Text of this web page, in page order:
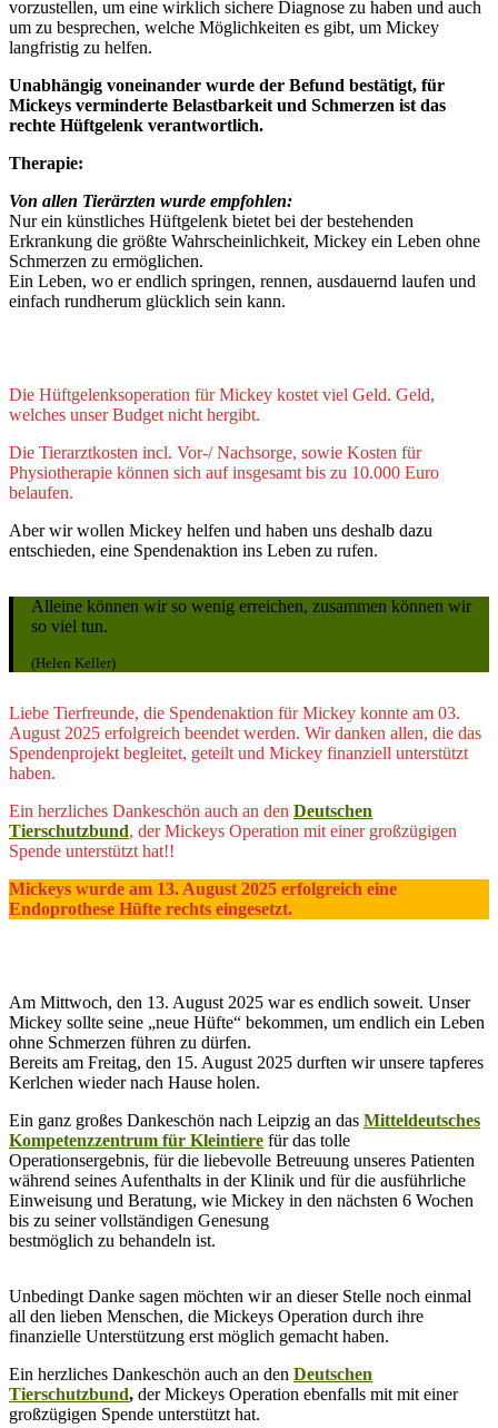
vorzustellen, um eine wirklich sichere Diagnose zu haben und auch
um zu besprechen, welche Möglichkeiten es gibt, um Mickey
langfristig zu helfen.
Unabhängig voneinander wurde der Befund bestätigt, für
Mickeys verminderte Belastbarkeit und Schmerzen ist das
rechte Hüftgelenk verantwortlich.
Therapie:
Von allen Tierärzten wurde empfohlen:
Nur ein künstliches Hüftgelenk bietet bei der bestehenden
Erkrankung die größte Wahrscheinlichkeit, Mickey ein Leben ohne
Schmerzen zu ermöglichen.
Ein Leben, wo er endlich springen, rennen, ausdauernd laufen und
einfach rundherum glücklich sein kann.
Die Hüftgelenksoperation für Mickey kostet viel Geld. Geld,
welches unser Budget nicht hergibt.
Die Tierarztkosten incl. Vor-/ Nachsorge, sowie Kosten für
Physiotherapie können sich auf insgesamt bis zu 10.000 Euro
belaufen.
Aber wir wollen Mickey helfen und haben uns deshalb dazu
entschieden, eine Spendenaktion ins Leben zu rufen.
Alleine können wir so wenig erreichen, zusammen können wir
so viel tun.
(Helen Keller)
Liebe Tierfreunde, die Spendenaktion für Mickey konnte am 03.
August 2025 erfolgreich beendet werden. Wir danken allen, die das
Spendenprojekt begleitet, geteilt und Mickey finanziell unterstützt
haben.
Ein herzliches Dankeschön auch an den Deutschen
Tierschutzbund, der Mickeys Operation mit einer großzügigen
Spende unterstützt hat!!
Mickeys wurde am 13. August 2025 erfolgreich eine
Endoprothese Hüfte rechts eingesetzt.
Am Mittwoch, den 13. August 2025 war es endlich soweit. Unser
Mickey sollte seine „neue Hüfte“ bekommen, um endlich ein Leben
ohne Schmerzen führen zu dürfen.
Bereits am Freitag, den 15. August 2025 durften wir unsere tapferes
Kerlchen wieder nach Hause holen.
Ein ganz großes Dankeschön nach Leipzig an das Mitteldeutsches
Kompetenzzentrum für Kleintiere für das tolle
Operationsergebnis, für die liebevolle Betreuung unseres Patienten
während seines Aufenthalts in der Klinik und für die ausführliche
Einweisung und Beratung, wie Mickey in den nächsten 6 Wochen
bis zu seiner vollständigen Genesung
bestmöglich zu behandeln ist.
Unbedingt Danke sagen möchten wir an dieser Stelle noch einmal
all den lieben Menschen, die Mickeys Operation durch ihre
finanzielle Unterstützung erst möglich gemacht haben.
Ein herzliches Dankeschön auch an den Deutschen
Tierschutzbund, der Mickeys Operation ebenfalls mit mit einer
großzügigen Spende unterstützt hat.